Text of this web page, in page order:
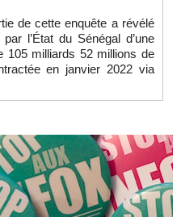
de cette enquête a révélé
l’État du Sénégal d’une
105 milliards 52 millions de
en janvier 2022 via